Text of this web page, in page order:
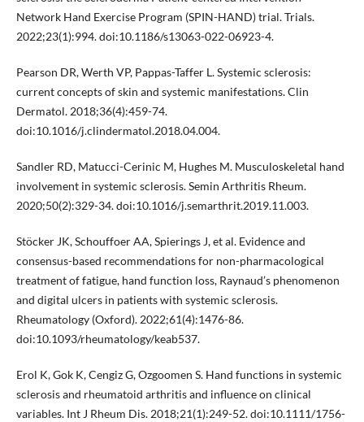
Network Hand Exercise Program (SPIN-HAND) trial. Trials.
2022;23(1):994. doi:10.1186/s13063-022-06923-4.
Pearson DR, Werth VP, Pappas-Taffer L. Systemic sclerosis:
current concepts of skin and systemic manifestations. Clin
Dermatol. 2018;36(4):459-74.
doi:10.1016/j.clindermatol.2018.04.004.
Sandler RD, Matucci-Cerinic M, Hughes M. Musculoskeletal hand
involvement in systemic sclerosis. Semin Arthritis Rheum.
2020;50(2):329-34. doi:10.1016/j.semarthrit.2019.11.003.
Stöcker JK, Schouffoer AA, Spierings J, et al. Evidence and
consensus-based recommendations for non-pharmacological
treatment of fatigue, hand function loss, Raynaud’s phenomenon
and digital ulcers in patients with systemic sclerosis.
Rheumatology (Oxford). 2022;61(4):1476-86.
doi:10.1093/rheumatology/keab537.
Erol K, Gok K, Cengiz G, Ozgoomen S. Hand functions in systemic
sclerosis and rheumatoid arthritis and influence on clinical
variables. Int J Rheum Dis. 2018;21(1):249-52. doi:10.1111/1756-